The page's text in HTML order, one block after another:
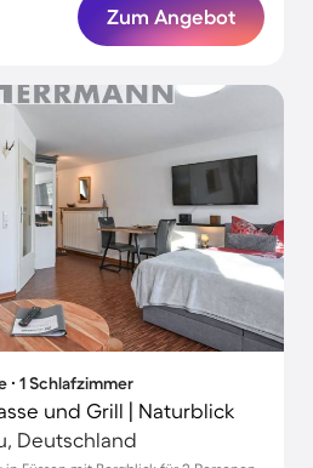
Zum Angebot
∙ 1 Schlafzimmer
und Grill | Naturblick
Deutschland